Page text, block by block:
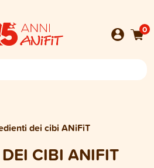
0
dei cibi ANiFiT
CIBI ANIFIT